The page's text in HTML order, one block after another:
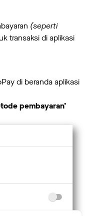
(seperti
transaksi di aplikasi
di beranda aplikasi
pembayaran’